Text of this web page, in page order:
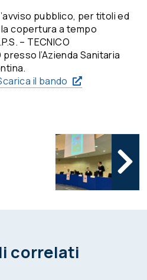
pubblico, per titoli ed
copertura a tempo
– TECNICO
presso l’Azienda Sanitaria
il bando
correlati